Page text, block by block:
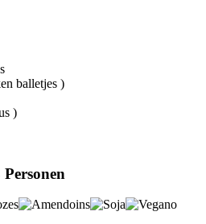
balletjes )
)